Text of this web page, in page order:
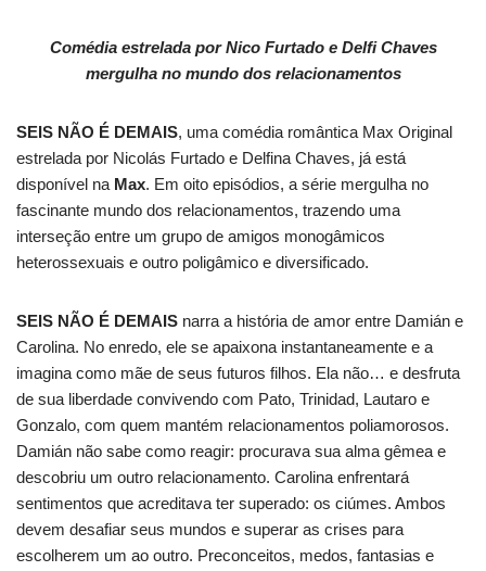
Comédia estrelada por Nico Furtado e Delfi Chaves
mergulha no mundo dos relacionamentos
SEIS NÃO É DEMAIS, uma comédia romântica Max Original
estrelada por Nicolás Furtado e Delfina Chaves, já está
disponível na Max. Em oito episódios, a série mergulha no
fascinante mundo dos relacionamentos, trazendo uma
interseção entre um grupo de amigos monogâmicos
heterossexuais e outro poligâmico e diversificado.
SEIS NÃO É DEMAIS narra a história de amor entre Damián e
Carolina. No enredo, ele se apaixona instantaneamente e a
imagina como mãe de seus futuros filhos. Ela não… e desfruta
de sua liberdade convivendo com Pato, Trinidad, Lautaro e
Gonzalo, com quem mantém relacionamentos poliamorosos.
Damián não sabe como reagir: procurava sua alma gêmea e
descobriu um outro relacionamento. Carolina enfrentará
sentimentos que acreditava ter superado: os ciúmes. Ambos
devem desafiar seus mundos e superar as crises para
escolherem um ao outro. Preconceitos, medos, fantasias e